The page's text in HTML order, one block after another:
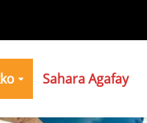
Sahara Agafay